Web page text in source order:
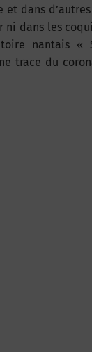
et dans
ni dans les
nantais «
du